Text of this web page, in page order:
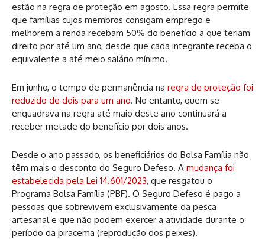
estão na regra de proteção em agosto. Essa regra permite
que famílias cujos membros consigam emprego e
melhorem a renda recebam 50% do benefício a que teriam
direito por até um ano, desde que cada integrante receba o
equivalente a até meio salário mínimo.
Em junho, o tempo de permanência na regra de proteção foi
reduzido de dois para um ano. No entanto, quem se
enquadrava na regra até maio deste ano continuará a
receber metade do benefício por dois anos.
Desde o ano passado, os beneficiários do Bolsa Família não
têm mais o desconto do Seguro Defeso. A mudança foi
estabelecida pela Lei 14.601/2023, que resgatou o
Programa Bolsa Família (PBF). O Seguro Defeso é pago a
pessoas que sobrevivem exclusivamente da pesca
artesanal e que não podem exercer a atividade durante o
período da piracema (reprodução dos peixes).